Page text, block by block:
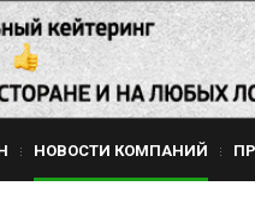
НОВОСТИ КОМПАНИЙ